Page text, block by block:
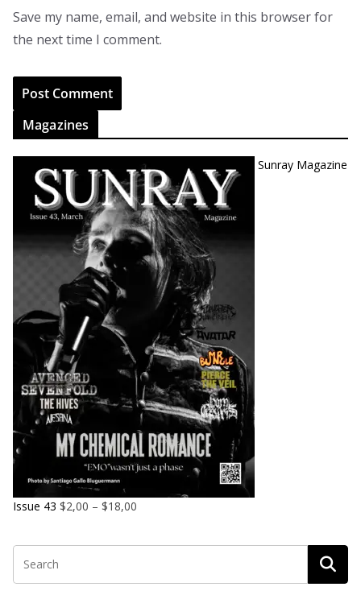
Save my name, email, and website in this browser for
the next time I comment.
Magazines
Sunray Magazine
Issue 43 $2,00 – $18,00